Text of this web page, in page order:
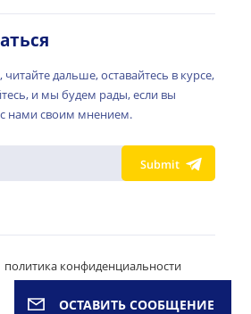
дальше, оставайтесь в курсе,
и мы будем рады, если вы
с нами своим мнением.
Submit
политика конфиденциальности
ОСТАВИТЬ СООБЩЕНИЕ